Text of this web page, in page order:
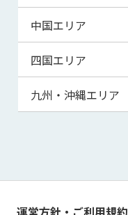
秋田県
山形県
千葉県
茨城県
群馬県
福井県
山梨県
長野県
静岡県
三重県
滋賀県
京都府
大阪府
兵庫県
和歌山県
中国エリア
鳥取県
島根県
山口県
四国エリア
徳島県
高知県
九州・沖縄エリア
運営方針・ご利用規約